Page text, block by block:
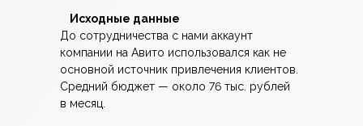
Исходные данные
До сотрудничества с нами аккаунт
компании на Авито использовался как не
основной источник привлечения клиентов.
Средний бюджет — около 76 тыс. рублей
в месяц.